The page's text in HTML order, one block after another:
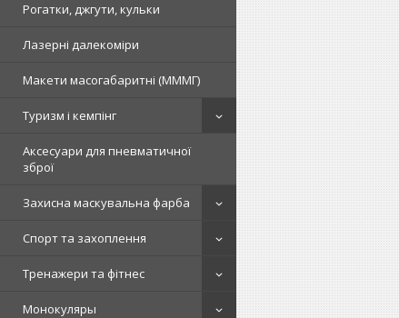
Рогатки, джгути, кульки
Лазерні далекоміри
Макети масогабаритні (МММГ)
Туризм і кемпінг
Аксесуари для пневматичної
зброї
Захисна маскувальна фарба
Спорт та захоплення
Тренажери та фітнес
Монокуляры